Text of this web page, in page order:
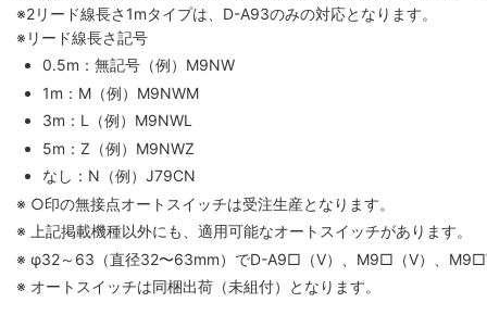
※2リード線長さ1mタイプは、D-A93のみの対応となります。
※リード線長さ記号
0.5m：無記号（例）M9NW
1m：M（例）M9NWM
3m：L（例）M9NWL
5m：Z（例）M9NWZ
なし：N（例）J79CN
※ ○印の無接点オートスイッチは受注生産となります。
※ 上記掲載機種以外にも、適用可能なオートスイッチがあります。
※ φ32～63（直径32〜63mm）でD-A9□（V）、M9□（V）、
※ オートスイッチは同梱出荷（未組付）となります。